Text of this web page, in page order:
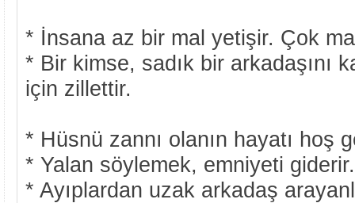
* İnsana az bir mal yetişir. Çok
* Bir kimse, sadık bir arkadaşını
için zillettir.
* Hüsnü zannı olanın hayatı hoş
* Yalan söylemek, emniyeti giderir.
* Ayıplardan uzak arkadaş